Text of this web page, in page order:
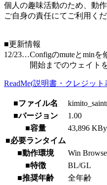
個人の趣味活動のため、動
ご自身の責任にてご利用くだ
■更新情報
12/23…Configのmuteとminを
開始までのウェイトを
ReadMe(説明書・クレジッ
■ファイル名
■バージョン
1.00
■容量
43,896
■必要ランタイム
■動作環境
Win
■特徴
BL/GL
■推奨年齢
全年齢